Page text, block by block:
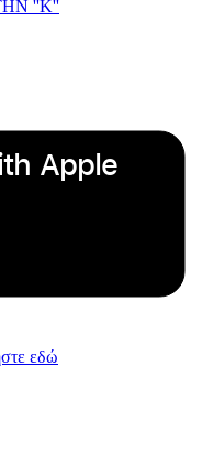
''Κ''
Apple
εδώ